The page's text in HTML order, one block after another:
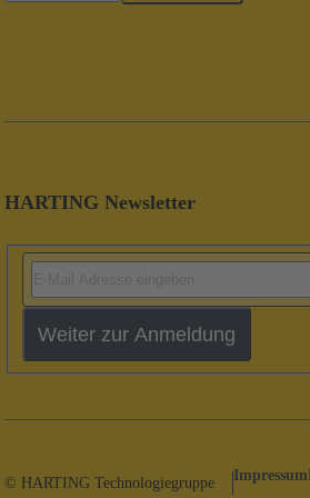
HARTING Newsletter
Weiter zur Anmeldung
© HARTING Technologiegruppe Impressum